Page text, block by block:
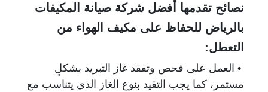
نصائح تقدمها أفضل شركة صيانة المكيفات
بالرياض للحفاظ على مكيف الهواء من
التعطل:
• العمل على فحص وتفقد غاز التبريد بشكلٍ
مستمر، كما يجب التقيد بنوع الغاز الذي يتناسب مع